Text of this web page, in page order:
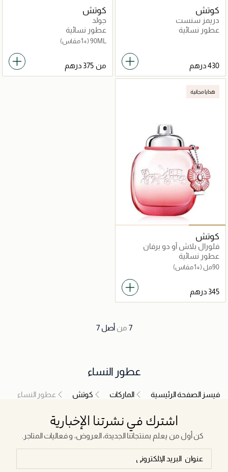
كوتش
دريمز سنست
عطور نسائية
كوتش
جولد
عطور نسائية
90ML (+1 مقاس)
من
هدايا مجانية
كوتش
فلورال بلاش أو دو برفان
عطور نسائية
90مل (+1 مقاس)
7 من أصل 7
عطور النساء
فيسز الصفحة الرئيسية الماركات كوتش عطور النساء
اشترك في نشرتنا الإخبارية
كن أول من يعلم بمنتجاتنا الجديدة، العروض، و فعاليات المتاجر.